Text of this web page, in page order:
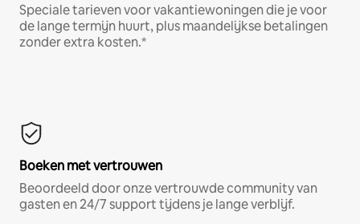
Speciale tarieven voor vakantiewoningen die je voor
de lange termijn huurt, plus maandelijkse betalingen
zonder extra kosten.*
Boeken met vertrouwen
Beoordeeld door onze vertrouwde community van
gasten en 24/7 support tijdens je lange verblijf.